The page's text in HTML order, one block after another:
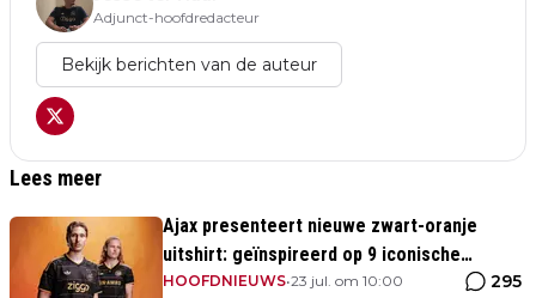
Adjunct-hoofdredacteur
Bekijk berichten van de auteur
Lees meer
Ajax presenteert nieuwe zwart-oranje
uitshirt: geïnspireerd op 9 iconische
momenten uit clubhistorie
HOOFDNIEUWS•23 jul. om 10:00 295